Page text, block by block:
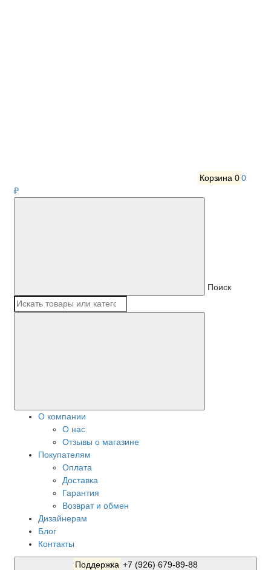
Корзина 00
₽
Поиск
О компании
О нас
Отзывы о магазине
Покупателям
Оплата
Доставка
Гарантия
Возврат и обмен
Дизайнерам
Блог
Контакты
Поддержка +7 (926) 679-89-88